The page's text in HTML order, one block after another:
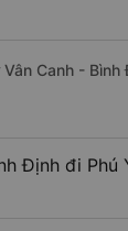
Canh -
Định đi Phú